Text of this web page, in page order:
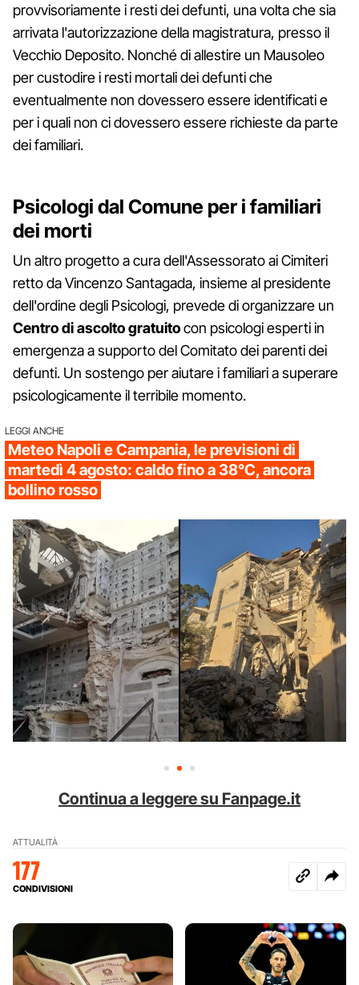
provvisoriamente i resti dei defunti, una volta che sia
arrivata l'autorizzazione della magistratura, presso il
Vecchio Deposito. Nonché di allestire un Mausoleo
per custodire i resti mortali dei defunti che
eventualmente non dovessero essere identificati e
per i quali non ci dovessero essere richieste da parte
dei familiari.
Psicologi dal Comune per i familiari
dei morti
Un altro progetto a cura dell'Assessorato ai Cimiteri
retto da Vincenzo Santagada, insieme al presidente
dell'ordine degli Psicologi, prevede di organizzare un
Centro di ascolto gratuitocon psicologi esperti in
emergenza a supporto del Comitato dei parenti dei
defunti. Un sostengo per aiutare i familiari a superare
psicologicamente il terribile momento.
LEGGI ANCHE
Meteo Napoli e Campania, le previsioni di
martedì 4 agosto: caldo fino a 38°C, ancora
bollino rosso
Continua a leggere su Fanpage.it
ATTUALITÀ
177
CONDIVISIONI